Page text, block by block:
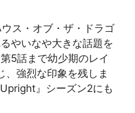
ス・オブ・ザ・ドラゴ
やいなや大きな話題を
5話まで幼少期のレイ
、強烈な印象を残しま
』シーズン2にも